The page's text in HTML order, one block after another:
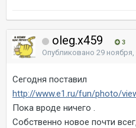
oleg.x459 3
Опубликовано 29 ноября,
Сегодня поставил
http://www.e1.ru/fun/photo/
Пока вроде ничего .
Собственно новое почти